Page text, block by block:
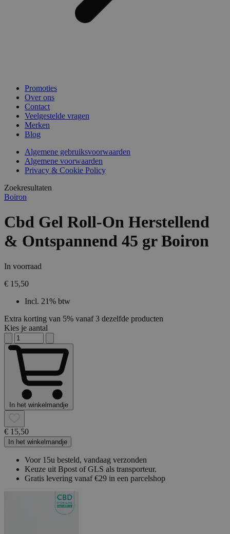
Promoties
Over ons
Contact
Veelgestelde vragen
Merken
Blog
Algemene gebruiksvoorwaarden
Algemene voorwaarden
Privacy & Cookie Policy
Zoekresultaten
Boiron
Cbd Gel Roll-On Herstellend
& Ontspannend 45 gr Boiron
In voorraad
€ 15,50
Incl. 21% btw
Extra korting van 5% vanaf 3 dezelfde producten
Kies je aantal
In het winkelmandje
€ 15,50
In het winkelmandje
Voor 15u besteld, vandaag verzonden
Keuze uit Bpost of GLS als transporteur.
Gratis levering vanaf €29 in een parcelshop